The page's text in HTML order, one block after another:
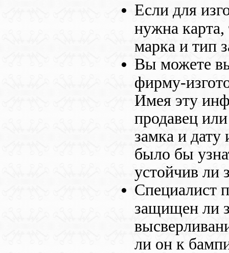
Если для
нужна карта,
марка и тип
Вы можете
фирму-
Имея эту
продавец
замка и
было бы
устойчив ли
Специалист
защищен ли
ли он к